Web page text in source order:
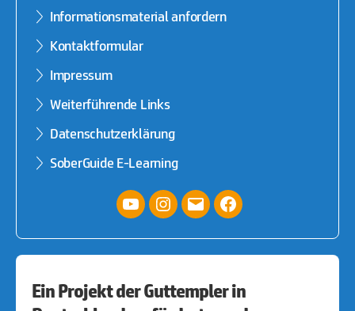
Informationsmaterial anfordern
Kontaktformular
Impressum
Weiterführende Links
Datenschutzerklärung
SoberGuide E-Learning
YouTubeInstagram
E-
Mail
facebook
Ein Projekt der Guttempler in